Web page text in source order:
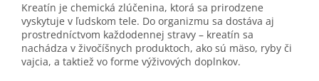
Kreatín je chemická zlúčenina, ktorá sa prirodzene
vyskytuje v ľudskom tele. Do organizmu sa dostáva aj
prostredníctvom každodennej stravy – kreatín sa
nachádza v živočíšnych produktoch, ako sú mäso, ryby či
vajcia, a taktiež vo forme výživových doplnkov.